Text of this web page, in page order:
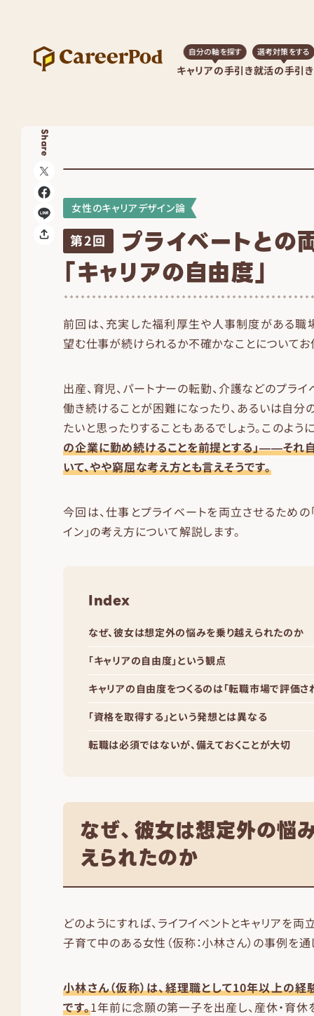
キャリアの手引き
自分の軸を探す
就活の手引き
選考対策をする
Share
女性のキャリアデザイン論
第2回 プライベートとの
「キャリアの自由度」
前回は、充実した福利厚生や人事制度がある職
望む仕事が続けられるか不確かなことについてお
出産、育児、パートナーの転勤、介護などのプラ
働き続けることが困難になったり、あるいは自分
たいと思ったりすることもあるでしょう。このよう
の企業に勤め続けることを前提とする」――それ
いて、やや窮屈な考え方とも言えそうです。
今回は、仕事とプライベートを両立させるための
イン」の考え方について解説します。
Index
なぜ、彼女は想定外の悩みを乗り越えられたのか
「キャリアの自由度」という観点
キャリアの自由度をつくるのは「転職市場で評価さ
「資格を取得する」という発想とは異なる
転職は必須ではないが、備えておくことが大切
なぜ、彼女は想定外の悩
えられたのか
どのようにすれば、ライフイベントとキャリアを両
子育て中のある女性（仮称：小林さん）の事例を通
小林さん（仮称）は、経理職として10年以上の
です。1年前に念願の第一子を出産し、産休・育休